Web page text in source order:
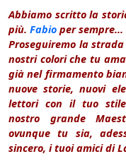
Abbiamo scritto la
più. Fabio per sempre...
Proseguiremo la
nostri colori che tu
già nel firmamento
nuove storie, nuovi
lettori con il tuo stile
nostro grande
ovunque tu sia,
sincero, i tuoi amici di